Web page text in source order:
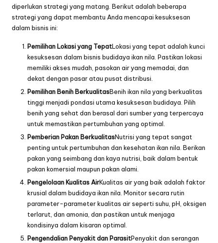
diperlukan strategi yang matang. Berikut adalah beberapa
strategi yang dapat membantu Anda mencapai kesuksesan
dalam bisnis ini:
Pemilihan Lokasi yang TepatLokasi yang tepat adalah kunci
kesuksesan dalam bisnis budidaya ikan nila. Pastikan lokasi
memiliki akses mudah, pasokan air yang memadai, dan
dekat dengan pasar atau pusat distribusi.
Pemilihan Benih BerkualitasBenih ikan nila yang berkualitas
tinggi menjadi pondasi utama kesuksesan budidaya. Pilih
benih yang sehat dan berasal dari sumber yang terpercaya
untuk memastikan pertumbuhan yang optimal.
Pemberian Pakan BerkualitasNutrisi yang tepat sangat
penting untuk pertumbuhan dan kesehatan ikan nila. Berikan
pakan yang seimbang dan kaya nutrisi, baik dalam bentuk
pakan komersial maupun pakan alami.
Pengelolaan Kualitas AirKualitas air yang baik adalah faktor
krusial dalam budidaya ikan nila. Monitor secara rutin
parameter-parameter kualitas air seperti suhu, pH, oksigen
terlarut, dan amonia, dan pastikan untuk menjaga
kondisinya dalam kisaran optimal.
Pengendalian Penyakit dan ParasitPenyakit dan serangan